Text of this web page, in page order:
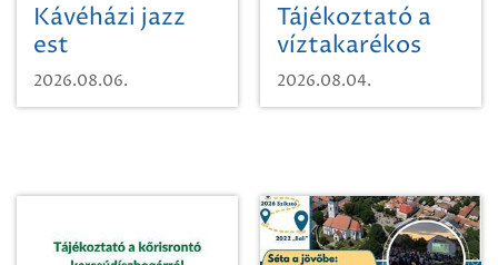
Kávéházi jazz
est
2026.08.06.
Tájékoztató a
víztakarékos
vízhasználatról
2026.08.04.